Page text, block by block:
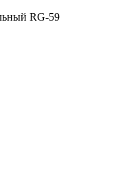
RG-59